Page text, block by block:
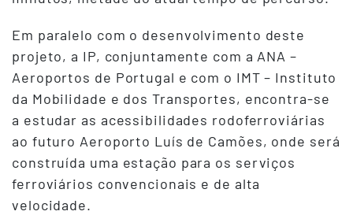
Em paralelo com o desenvolvimento deste
projeto, a IP, conjuntamente com a ANA –
Aeroportos de Portugal e com o IMT – Instituto
da Mobilidade e dos Transportes, encontra-se
a estudar as acessibilidades rodoferroviárias
ao futuro Aeroporto Luís de Camões, onde será
construída uma estação para os serviços
ferroviários convencionais e de alta
velocidade.